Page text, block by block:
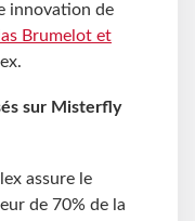
innovation de
Brumelot et
sur Misterfly
assure le
de 70% de la